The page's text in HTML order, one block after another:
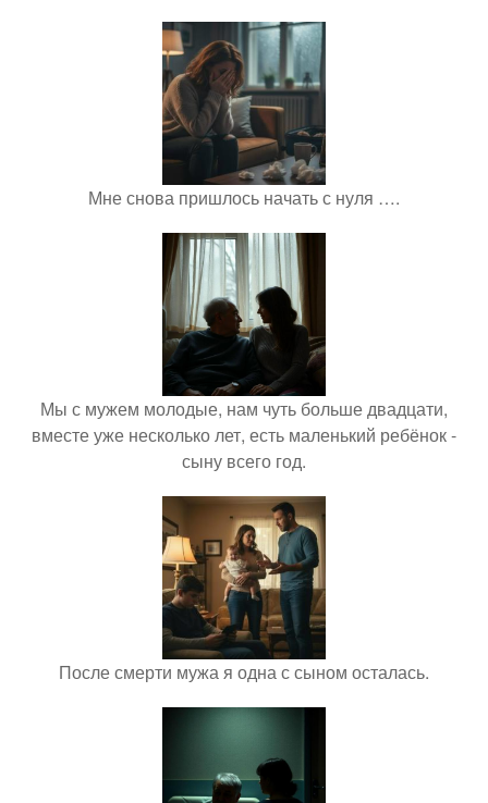
Мне снова пришлось начать с нуля ….
Мы с мужем молодые, нам чуть больше двадцати,
вместе уже несколько лет, есть маленький ребёнок -
сыну всего год.
После смерти мужа я одна с сыном осталась.